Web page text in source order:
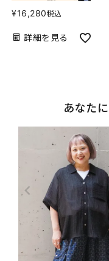
¥16,280税込
詳細を見る
あなた